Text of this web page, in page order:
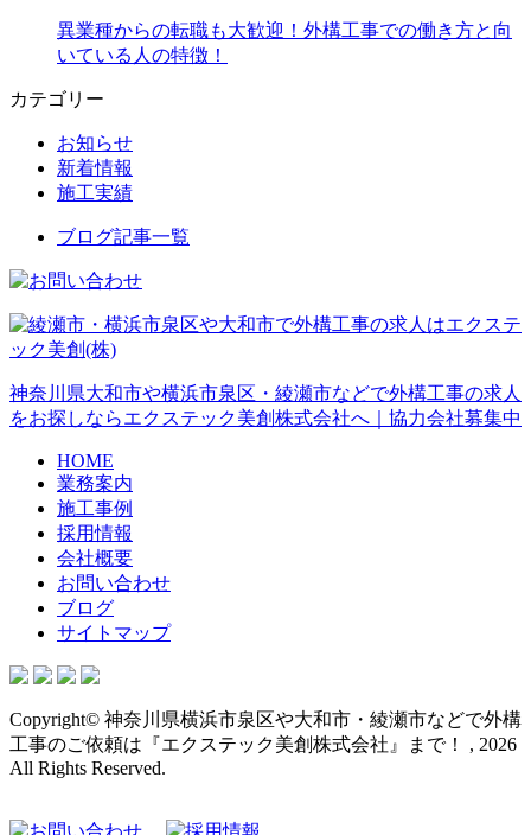
異業種からの転職も大歓迎！外構工事での働き方と向
いている人の特徴！
カテゴリー
お知らせ
新着情報
施工実績
ブログ記事一覧
神奈川県大和市や横浜市泉区・綾瀬市などで外構工事の求人
をお探しならエクステック美創株式会社へ｜協力会社募集中
HOME
業務案内
施工事例
採用情報
会社概要
お問い合わせ
ブログ
サイトマップ
Copyright© 神奈川県横浜市泉区や大和市・綾瀬市などで外構
工事のご依頼は『エクステック美創株式会社』まで！ , 2026
All Rights Reserved.